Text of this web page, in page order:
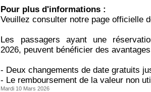
Pour plus d'informations :
Veuillez consulter notre page officielle
Les passagers ayant une
2026, peuvent bénéficier des
- Deux changements de date gratuits
- Le remboursement de la valeur non
Mardi 10 Mars 2026